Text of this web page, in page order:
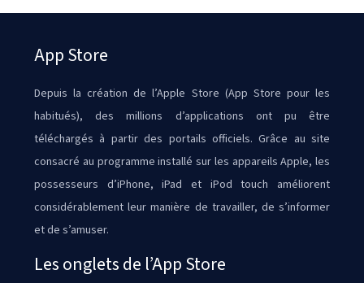
App Store
Depuis la création de l’Apple Store (App Store pour les
habitués), des millions d’applications ont pu être
téléchargés à partir des portails officiels. Grâce au site
consacré au programme installé sur les appareils Apple, les
possesseurs d’iPhone, iPad et iPod touch améliorent
considérablement leur manière de travailler, de s’informer
et de s’amuser.
Les onglets de l’App Store